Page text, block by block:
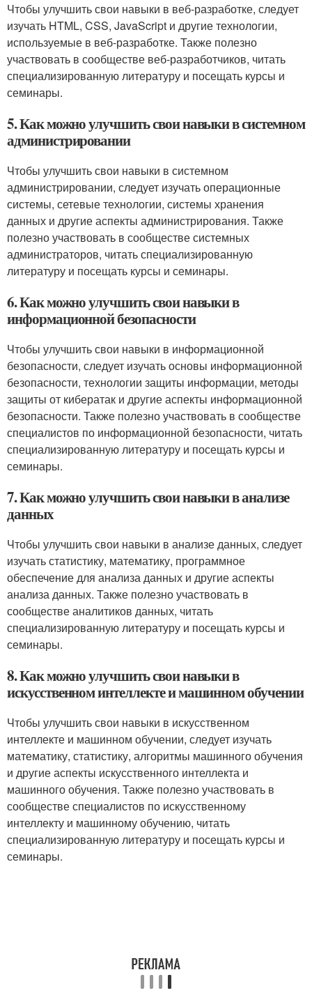
Чтобы улучшить свои навыки в веб-разработке, следует
изучать HTML, CSS, JavaScript и другие технологии,
используемые в веб-разработке. Также полезно
участвовать в сообществе веб-разработчиков, читать
специализированную литературу и посещать курсы и
семинары.
5. Как можно улучшить свои навыки в системном
администрировании
Чтобы улучшить свои навыки в системном
администрировании, следует изучать операционные
системы, сетевые технологии, системы хранения
данных и другие аспекты администрирования. Также
полезно участвовать в сообществе системных
администраторов, читать специализированную
литературу и посещать курсы и семинары.
6. Как можно улучшить свои навыки в
информационной безопасности
Чтобы улучшить свои навыки в информационной
безопасности, следует изучать основы информационной
безопасности, технологии защиты информации, методы
защиты от кибератак и другие аспекты информационной
безопасности. Также полезно участвовать в сообществе
специалистов по информационной безопасности, читать
специализированную литературу и посещать курсы и
семинары.
7. Как можно улучшить свои навыки в анализе
данных
Чтобы улучшить свои навыки в анализе данных, следует
изучать статистику, математику, программное
обеспечение для анализа данных и другие аспекты
анализа данных. Также полезно участвовать в
сообществе аналитиков данных, читать
специализированную литературу и посещать курсы и
семинары.
8. Как можно улучшить свои навыки в
искусственном интеллекте и машинном обучении
Чтобы улучшить свои навыки в искусственном
интеллекте и машинном обучении, следует изучать
математику, статистику, алгоритмы машинного обучения
и другие аспекты искусственного интеллекта и
машинного обучения. Также полезно участвовать в
сообществе специалистов по искусственному
интеллекту и машинному обучению, читать
специализированную литературу и посещать курсы и
семинары.